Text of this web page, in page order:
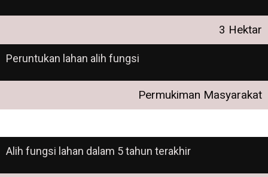
3 Hektar
Peruntukan lahan alih fungsi
Permukiman Masyarakat
Alih fungsi lahan dalam 5 tahun terakhir